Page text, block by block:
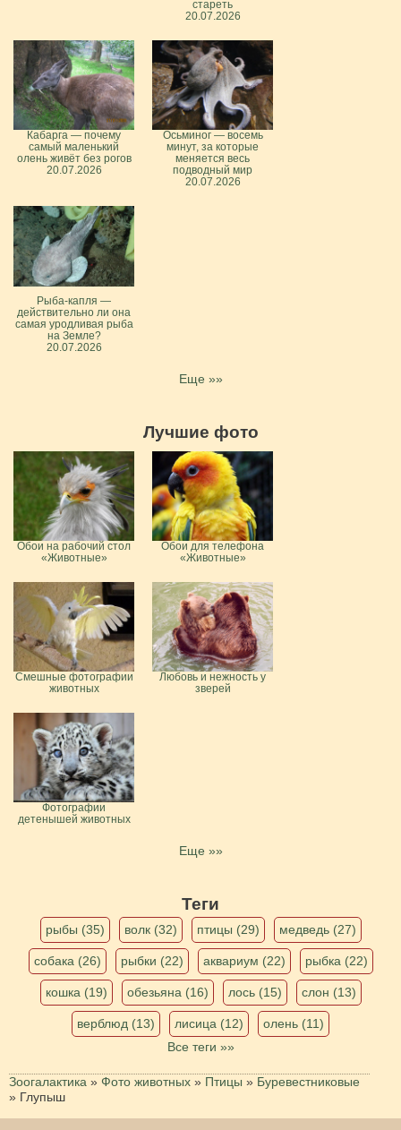
стареть
20.07.2026
Кабарга — почему
самый маленький
олень живёт без рогов
20.07.2026
Осьминог — восемь
минут, за которые
меняется весь
подводный мир
20.07.2026
Рыба-капля —
действительно ли она
самая уродливая рыба
на Земле?
20.07.2026
Еще »»
Лучшие фото
Обои на рабочий стол
«Животные»
Обои для телефона
«Животные»
Смешные фотографии
животных
Любовь и нежность у
зверей
Фотографии
детенышей животных
Еще »»
Теги
рыбы (35) волк (32) птицы (29) медведь (27)
собака (26) рыбки (22) аквариум (22) рыбка (22)
кошка (19) обезьяна (16) лось (15) слон (13)
верблюд (13) лисица (12)
олень (11)
Все теги »»
Зоогалактика » Фото животных » Птицы » Буревестниковые
» Глупыш